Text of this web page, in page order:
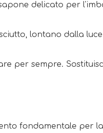
delicato per
lontano dalla
per sempre.
fondamentale per